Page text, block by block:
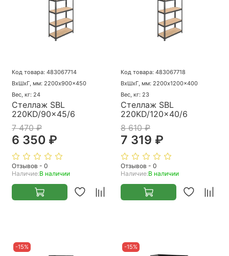
Код товара: 483067714
ВхШхГ, мм: 2200x900x450
Вес, кг: 24
Стеллаж SBL
220KD/90x45/6
7 470 ₽
6 350 ₽
Отзывов - 0
Наличие:В наличии
Код товара: 483067718
ВхШхГ, мм: 2200x1200x400
Вес, кг: 23
Стеллаж SBL
220KD/120x40/6
8 610 ₽
7 319 ₽
Отзывов - 0
Наличие:В наличии
-15% -15%